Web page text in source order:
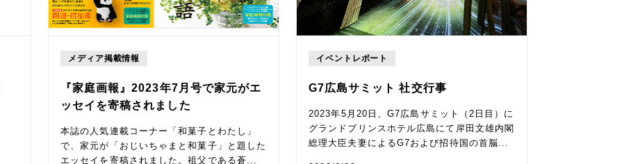
メディア掲載情報
『家庭画報』2023年7月号で家元がエ
ッセイを寄稿されました
本誌の人気連載コーナー「和菓子とわたし」
で、家元が「おじいちゃまと和菓子」と題した
エッセイを寄稿されました。祖父である蒼...
イベントレポート
G7広島サミット 社交行事
2023年5月20日、G7広島サミット（2日目）に
グランドプリンスホテル広島にて岸田文雄内閣
総理大臣夫妻によるG7および招待国の首脳...